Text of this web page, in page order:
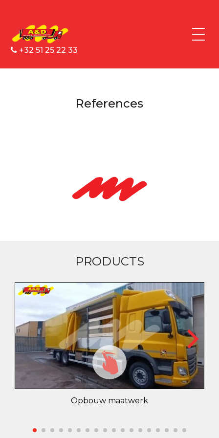
+32 51 25 22 33
References
PRODUCTS
Opbouw maatwerk